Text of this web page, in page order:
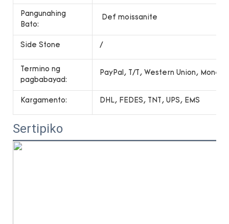
Pangunahing
Bato:
Def moissanite
Side Stone /
Termino ng
pagbabayad:
PayPal, T/T, Western Union,
Kargamento: DHL, FEDES, TNT, UPS, EMS
Sertipiko